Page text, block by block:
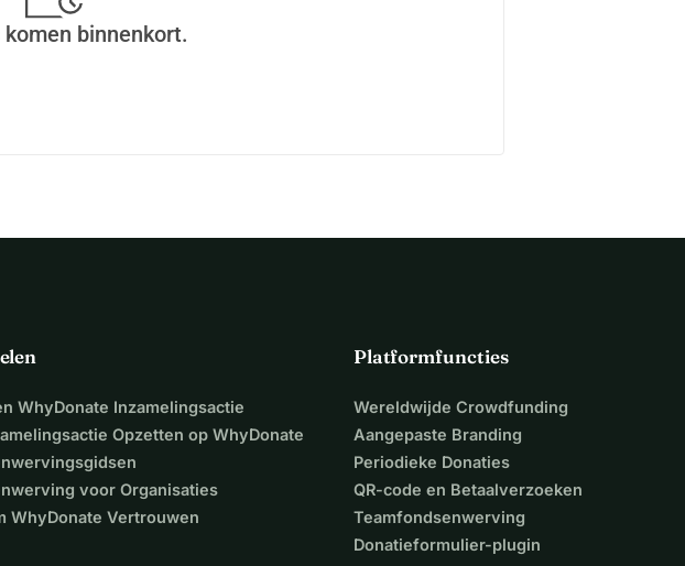
komen binnenkort.
WhyDonate Inzamelingsactie
Opzetten op WhyDonate
voor Organisaties
WhyDonate Vertrouwen
Platformfuncties
Wereldwijde Crowdfunding
Aangepaste Branding
Periodieke Donaties
QR-code en Betaalverzoeken
Teamfondsenwerving
Donatieformulier-plugin